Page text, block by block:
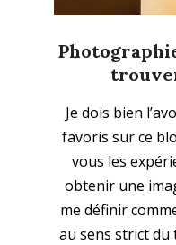
11-
12
Je dois bien
favoris sur ce
vous les
obtenir une
me définir
au sens strict du